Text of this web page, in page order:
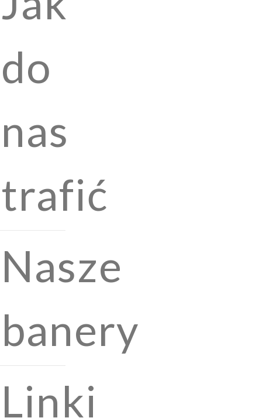
do
nas
trafić
Nasze
banery
Linki